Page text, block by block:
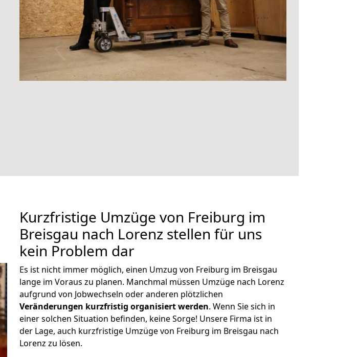
Kurzfristige Umzüge von Freiburg im
Breisgau nach Lorenz stellen für uns
kein Problem dar
Es ist nicht immer möglich, einen Umzug von Freiburg im Breisgau
lange im Voraus zu planen. Manchmal müssen Umzüge nach Lorenz
aufgrund von Jobwechseln oder anderen plötzlichen
Veränderungen kurzfristig organisiert werden. Wenn Sie sich in
einer solchen Situation befinden, keine Sorge! Unsere Firma ist in
der Lage, auch kurzfristige Umzüge von Freiburg im Breisgau nach
Lorenz zu lösen.